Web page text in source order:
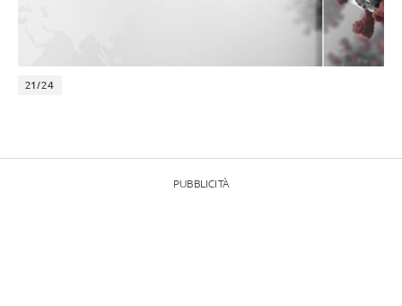
21/24
PUBBLICITÀ